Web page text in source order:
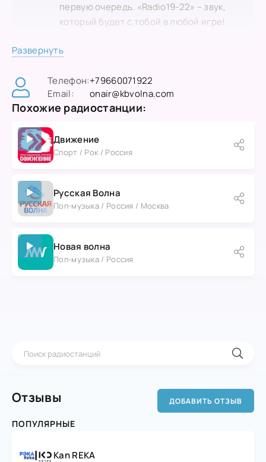
первую очередь. «Radio19-22» – звук,
который будет с тобой в любой игре!
Развернуть
Телефон:+79660071922
Email:
onair@kbvolna.com
Похожие радиостанции:
Движение
Спорт / Рок / Россия
Русская Волна
Поп-музыка / Россия / Москва
Новая волна
Поп-музыка / Россия
Отзывы ДОБАВИТЬ ОТЗЫВ
ПОПУЛЯРНЫЕ
Kan REKA